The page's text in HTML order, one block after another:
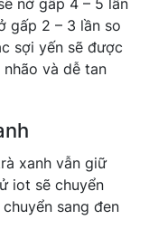
nở gấp 4 – 5 lần
gấp 2 – 3 lần so
sợi yến sẽ được
và dễ tan
xanh vẫn giữ
iot sẽ chuyển
sang đen